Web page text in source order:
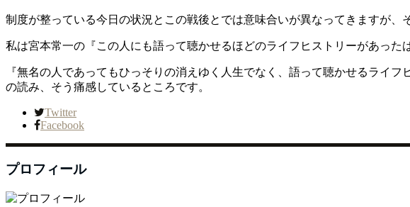
制度が整っている今日の状況とこの戦後とでは意味合いが異なってきますが
私は宮本常一の『この人にも語って聴かせるほどのライフヒストリーがあっ
『無名の人であってもひっそりの消えゆく人生でなく、語って聴かせるライ
の読み、そう痛感しているところです。
Twitter
Facebook
プロフィール